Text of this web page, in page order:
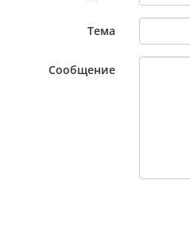
Тема
Сообщение